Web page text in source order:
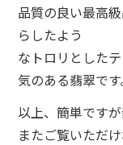
品質の良い最高
らしたよう
なトロリとした
気のある翡翠です
以上、簡単です
またご覧いただけ